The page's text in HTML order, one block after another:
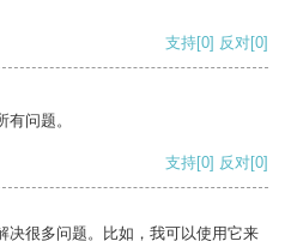
支持[0] 反对[0]
问题。
支持[0] 反对[0]
决很多问题。比如，我可以使用它来